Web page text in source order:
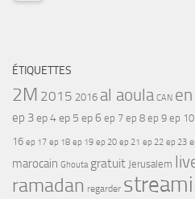
ÉTIQUETTES
2M 2015 2016 al aoula CAN
ep 3ep 4ep 5 ep 6 ep 7 ep 8 ep 9 ep 10
16 ep 17 ep 18 ep 19 ep 20 ep 21 ep 22 ep 23
marocain Ghouta gratuit Jerusalem
ramadan regarder